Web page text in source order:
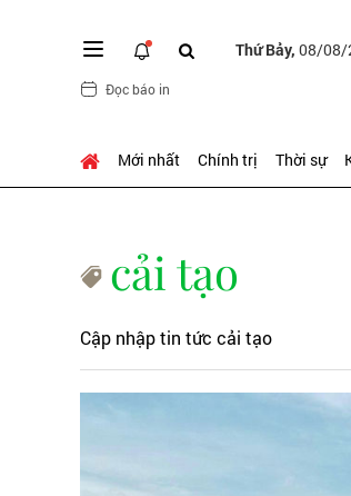
Thứ Bảy, 08/08/
Đọc báo in
Mới nhất Chính trị Thời sự
cải tạo
Cập nhập tin tức cải tạo